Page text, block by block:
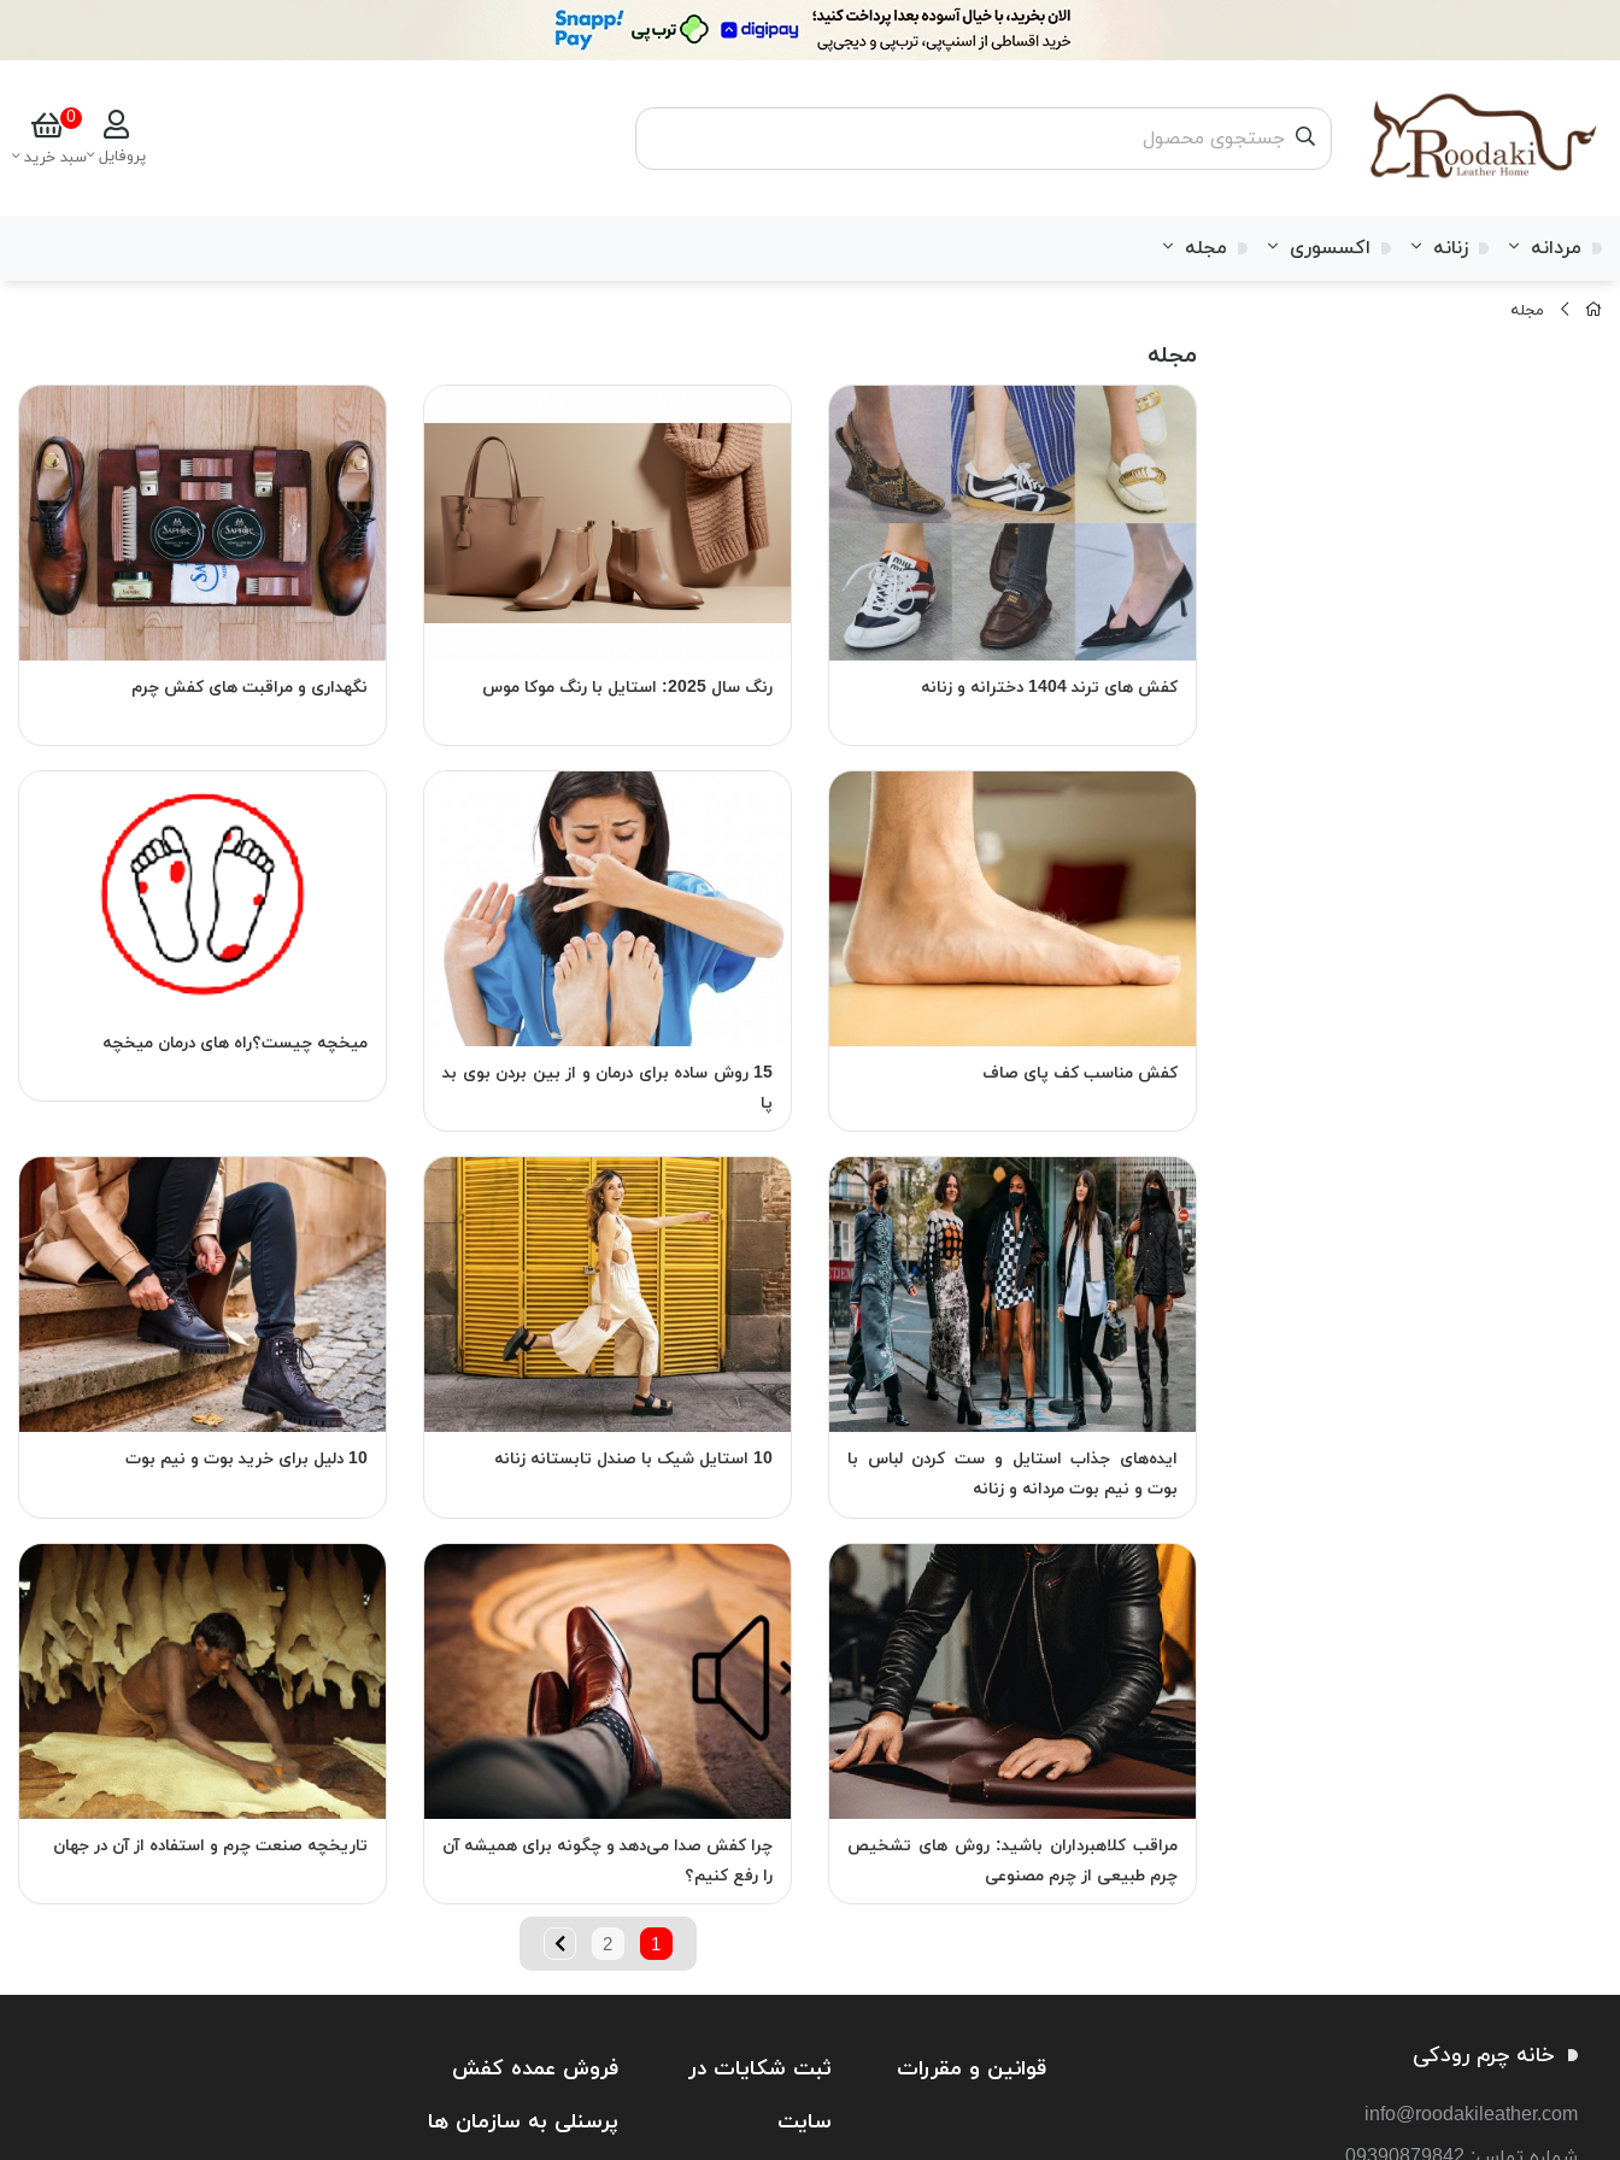
پروفایل سبد خرید
0
مردانه زنانه اکسسوری مجله
مجله
مجله
کفش های ترند 1404 دخترانه و زنانه رنگ سال 2025: استایل با رنگ موکا موس نگهداری و مراقبت های کفش چرم
کفش مناسب کف پای صاف
15 روش ساده برای درمان و از بین بردن بوی بد
پا
میخچه چیست؟راه های درمان میخچه
ایده‌های جذاب استایل و ست کردن لباس با
بوت و نیم بوت مردانه و زنانه
10 استایل شیک با صندل تابستانه زنانه 10 دلیل برای خرید بوت و نیم بوت
مراقب کلاهبرداران باشید: روش های تشخیص
چرم طبیعی از چرم مصنوعی
چرا کفش صدا می‌دهد و چگونه برای همیشه آن
را رفع کنیم؟
تاریخچه صنعت چرم و استفاده از آن در جهان
1
2
خانه چرم رودکی
info@roodakileather.com
قوانین و مقررات
ثبت شکایات در
سایت
فروش عمده کفش
پرسنلی به سازمان ها